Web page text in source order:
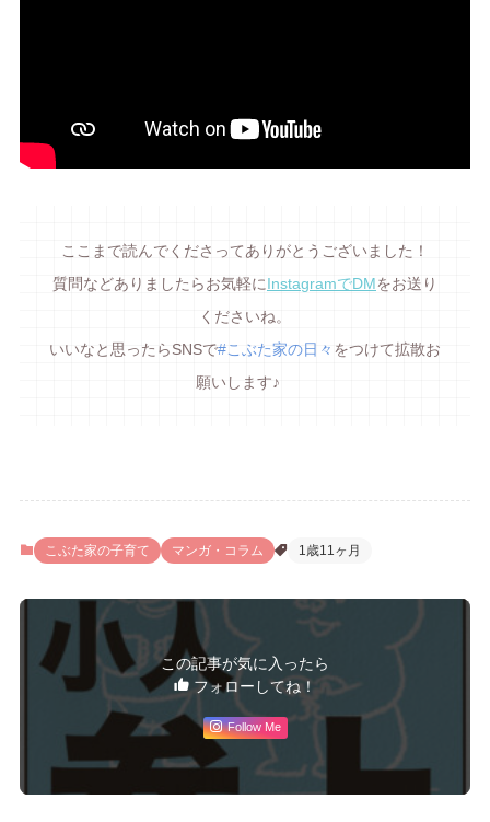
ここまで読んでくださってありがとうございました！
質問などありましたらお気軽に InstagramでDM をお送り
くださいね。
いいなと思ったらSNSで#こぶた家の日々 をつけて拡散お
願いします♪
こぶた家の子育て マンガ・コラム 1歳11ヶ月
この記事が気に入ったら
フォローしてね！
Follow Me